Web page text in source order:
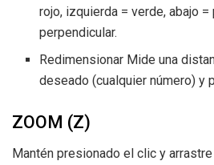
rojo, izquierda = verde, abajo
perpendicular.
Redimensionar Mide una
deseado (cualquier número) y
ZOOM (Z)
Mantén presionado el clic y